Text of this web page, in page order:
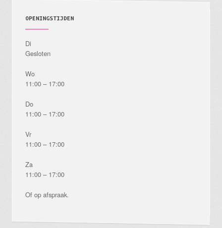
OPENINGSTIJDEN
Di
Gesloten
Wo
11:00 – 17:00
Do
11:00 – 17:00
Vr
11:00 – 17:00
Za
11:00 – 17:00
Of op afspraak.